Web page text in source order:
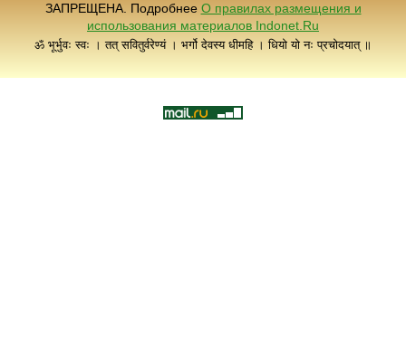
ЗАПРЕЩЕНА. Подробнее О правилах размещения и
использования материалов Indonet.Ru
ॐ भूर्भुवः स्वः । तत् सवितुर्वरेण्यं । भर्गो देवस्य धीमहि । धियो यो नः प्रचोदयात् ॥